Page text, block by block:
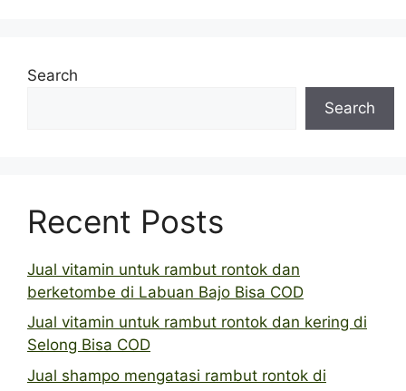
Search
Search
Recent Posts
Jual vitamin untuk rambut rontok dan
berketombe di Labuan Bajo Bisa COD
Jual vitamin untuk rambut rontok dan kering di
Selong Bisa COD
Jual shampo mengatasi rambut rontok di